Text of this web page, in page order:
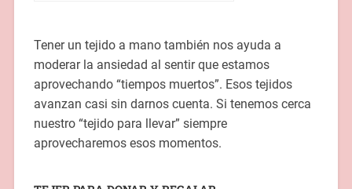
Tener un tejido a mano también nos ayuda a
moderar la ansiedad al sentir que estamos
aprovechando “tiempos muertos”. Esos tejidos
avanzan casi sin darnos cuenta. Si tenemos cerca
nuestro “tejido para llevar” siempre
aprovecharemos esos momentos.